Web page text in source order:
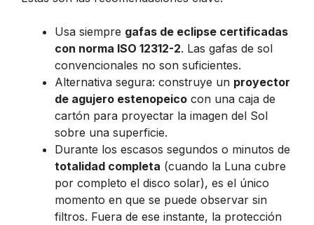
Usa siempre gafas de eclipse certificadas
con norma ISO 12312-2. Las gafas de sol
convencionales no son suficientes.
Alternativa segura: construye un proyector
de agujero estenopeico con una caja de
cartón para proyectar la imagen del Sol
sobre una superficie.
Durante los escasos segundos o minutos de
totalidad completa (cuando la Luna cubre
por completo el disco solar), es el único
momento en que se puede observar sin
filtros. Fuera de ese instante, la protección